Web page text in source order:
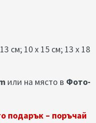
см; 10 x 15 см; 13 x 18
или на място в Фото-
подарък – поръчай